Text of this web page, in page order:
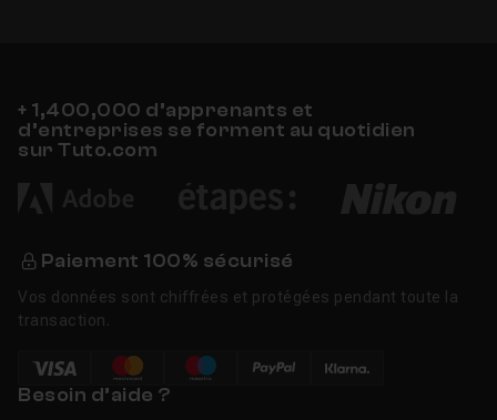
+ 1,400,000 d’apprenants et
d’entreprises se forment au quotidien
sur Tuto.com
Paiement 100% sécurisé
Vos données sont chiffrées et protégées pendant toute la
transaction.
Besoin d’aide ?